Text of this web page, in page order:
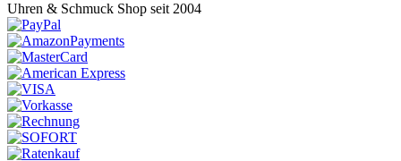
Uhren & Schmuck Shop seit 2004